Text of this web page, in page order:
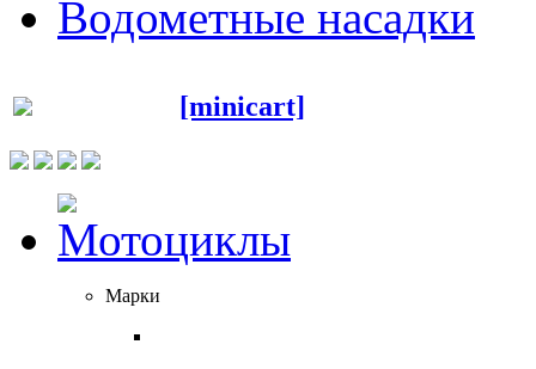
Водометные насадки
[minicart]
Марки